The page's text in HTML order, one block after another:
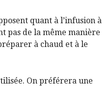
quant à l’infusion à
pas de la même manière
à chaud et à le
On préférera une